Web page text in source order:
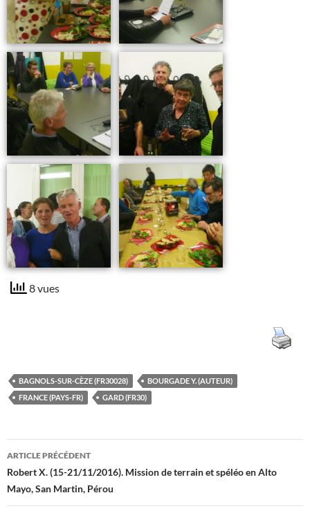
8 vues
BAGNOLS-SUR-CÈZE (FR30028)
BOURGADE Y. (AUTEUR)
FRANCE (PAYS-FR)
GARD (FR30)
Navigation
des
articles
ARTICLE PRÉCÉDENT
Robert X. (15-21/11/2016). Mission de terrain et spéléo en Alto
Mayo, San Martin, Pérou